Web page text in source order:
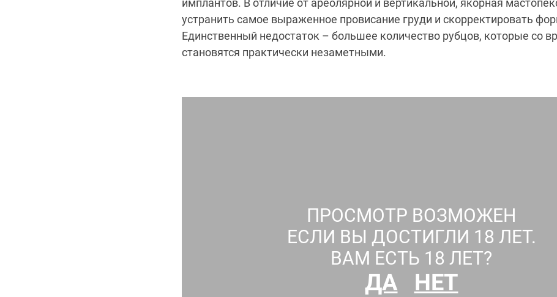
имплантов. В отличие от ареолярной и вертикальной, якорная
устранить самое выраженное провисание груди и скорректировать
Единственный недостаток – большее количество рубцов, которые со
становятся практически незаметными.
ПРОСМОТР ВОЗМОЖЕН
ЕСЛИ ВЫ ДОСТИГЛИ 18 ЛЕТ.
ВАМ ЕСТЬ 18 ЛЕТ?
ДА НЕТ